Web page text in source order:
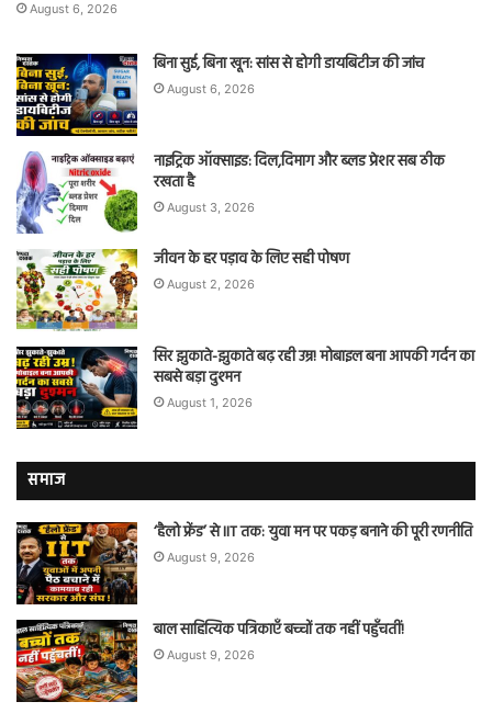
August 6, 2026
बिना सुई, बिना खून: सांस से होगी डायबिटीज की जांच
August 6, 2026
नाइट्रिक ऑक्साइड: दिल,दिमाग और ब्लड प्रेशर सब ठीक
रखता है
August 3, 2026
जीवन के हर पड़ाव के लिए सही पोषण
August 2, 2026
सिर झुकाते-झुकाते बढ़ रही उम्र! मोबाइल बना आपकी गर्दन का
सबसे बड़ा दुश्मन
August 1, 2026
समाज
‘हैलो फ्रेंड’ से IIT तक: युवा मन पर पकड़ बनाने की पूरी रणनीति
August 9, 2026
बाल साहित्यिक पत्रिकाएँ बच्चों तक नहीं पहुँचतीं!
August 9, 2026